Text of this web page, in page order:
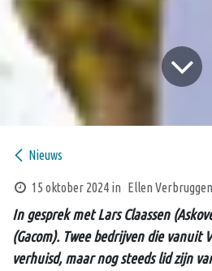
Nieuws
15 oktober 2024 in Ellen Verbruggen
In gesprek met Lars Claassen
(Gacom). Twee bedrijven die vanuit
verhuisd, maar nog steeds lid zijn